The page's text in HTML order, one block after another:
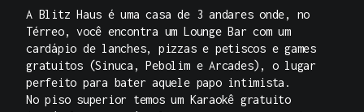
A Blitz Haus é uma casa de 3 andares onde, no
Térreo, você encontra um Lounge Bar com um
cardápio de lanches, pizzas e petiscos e games
gratuitos (Sinuca, Pebolim e Arcades), o lugar
perfeito para bater aquele papo intimista.
No piso superior temos um Karaokê gratuito